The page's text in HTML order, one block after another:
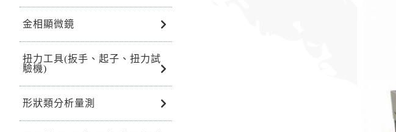
金相顯微鏡
扭力工具(扳手、起子、扭力試
驗機)
形狀類分析量測